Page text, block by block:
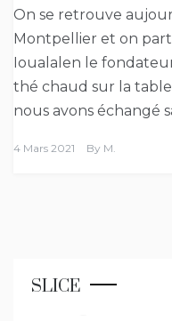
On se retrouve
Montpellier et on
Ioualalen le
thé chaud sur la
nous avons échangé
4 Mars 2021 By M.
SLICE